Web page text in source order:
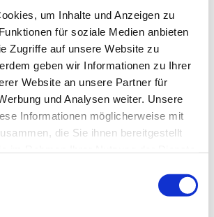
um Inhalte und Anzeigen zu
für soziale Medien anbieten
Zugriffe auf unsere Website zu
geben wir Informationen zu Ihrer
Website an unsere Partner für
und Analysen weiter. Unsere
Informationen möglicherweise mit
die Sie ihnen bereitgestellt
die häufig als
imNō-Theaterund in der
gespielt wird. Die Shime-daiko
legt das Tempo fest, ist
Soloinstrument.